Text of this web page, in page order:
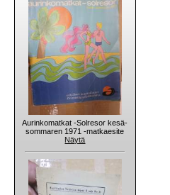
Aurinkomatkat -Solresor kesä-
sommaren 1971 -matkaesite
Näytä